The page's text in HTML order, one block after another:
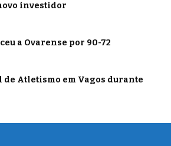
investidor
a Ovarense por 90-72
de Atletismo em Vagos durante